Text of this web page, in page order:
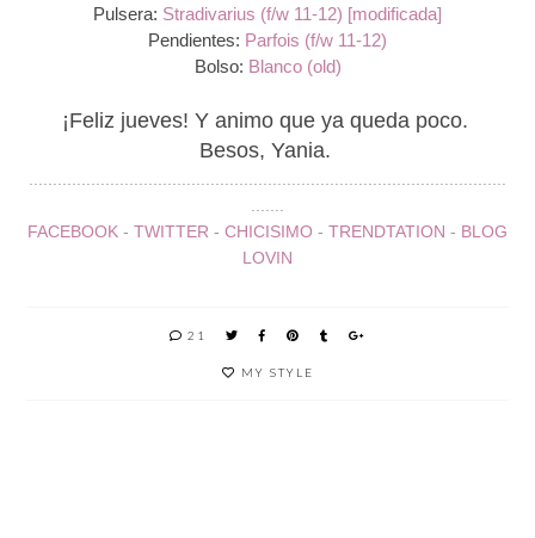
Pulsera: Stradivarius (f/w 11-12) [modificada]
Pendientes: Parfois (f/w 11-12)
Bolso: Blanco (old)
¡Feliz jueves! Y animo que ya queda poco.
Besos, Yania.
....................................................................................................
.......
FACEBOOK - TWITTER - CHICISIMO - TRENDTATION - BLOG
LOVIN
21
MY STYLE